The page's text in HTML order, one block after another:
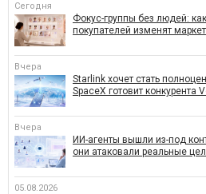
Сегодня
Фокус-группы без людей:
покупателей изменят
Вчера
Starlink хочет стать
SpaceX готовит конкурента
Вчера
ИИ-агенты вышли из-под
они атаковали реальные
05.08.2026